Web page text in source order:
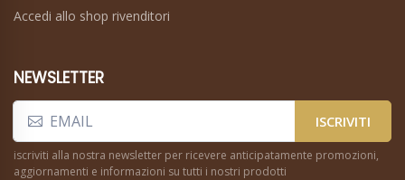
Accedi allo shop rivenditori
NEWSLETTER
ISCRIVITI
iscriviti alla nostra newsletter per ricevere anticipatamente promozioni,
aggiornamenti e informazioni su tutti i nostri prodotti